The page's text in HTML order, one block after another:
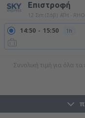
Επιστροφή
12 Σεπ (Σάβ) ATH - RHO
14:50 15:50 1h
Συνολική τιμή για όλα